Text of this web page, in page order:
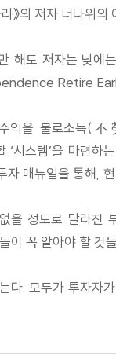
》의 저자 너나위의
해도 저자는 낮
Retire
익을 불로소득(
‘시스템’을 마련
자 매뉴얼을 통해,
을 정도로 달라진
이 꼭 알아야 할 것
다. 모두가 투자자